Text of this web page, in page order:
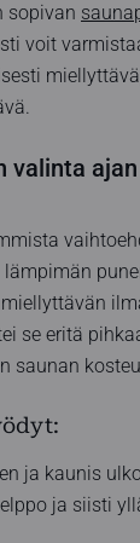
sopivan
voit
valinta
lämpimän
se eritä
saunan
ja kaunis
ja siisti